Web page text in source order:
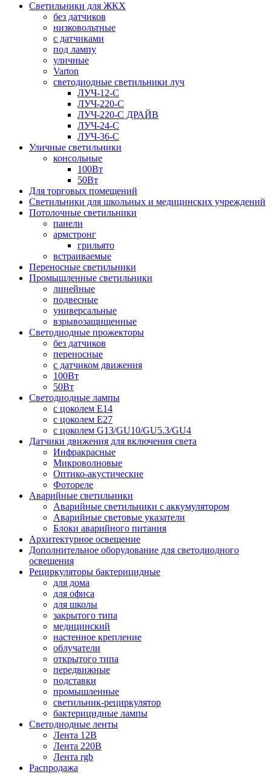
Светильники для ЖКХ
без датчиков
низковольтные
с датчиками
под лампу
уличные
Varton
светодиодные светильники луч
ЛУЧ-12-С
ЛУЧ-220-С
ЛУЧ-220-С ДРАЙВ
ЛУЧ-24-С
ЛУЧ-36-С
Уличные светильники
консольные
100Вт
50Вт
Для торговых помещений
Светильники для школьных и медицинских учреждений
Потолочные светильники
панели
армстронг
грильято
встраиваемые
Переносные светильники
Промышленные светильники
линейные
подвесные
универсальные
взрывозащищенные
Светодиодные прожекторы
без датчиков
переносные
с датчиком движения
100Вт
50Вт
Светодиодные лампы
с цоколем E14
с цоколем E27
с цоколем G13/GU10/GU5.3/GU4
Датчики движения для включения света
Инфракрасные
Микроволновые
Оптико-акустические
Фотореле
Аварийные светильники
Аварийные светильники с аккумулятором
Аварийные световые указатели
Блоки аварийного питания
Архитектурное освещение
Дополнительное оборудование для светодиодного
освещения
Рециркуляторы бактерицидные
для дома
для офиса
для школы
закрытого типа
медицинский
настенное крепление
облучатели
открытого типа
передвижные
подставки
промышленные
светильник-рециркулятор
бактерицидные лампы
Светодиодные ленты
Лента 12В
Лента 220В
Лента rgb
Распродажа